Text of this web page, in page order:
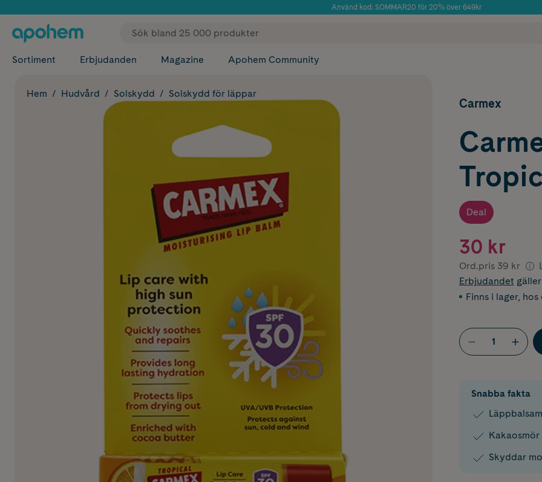
Använd kod: SOMMAR20 för 20% över 649kr
✓ Fri frakt
Sortiment Erbjudanden Magazine Apohem Community
Hem Hudvård Solskydd Solskydd för läppar
Carmex
Deal
30 kr
Ord.pris 39 kr
Erbjudandet
Finns i lager, hos
Snabba fakta
Skyddar